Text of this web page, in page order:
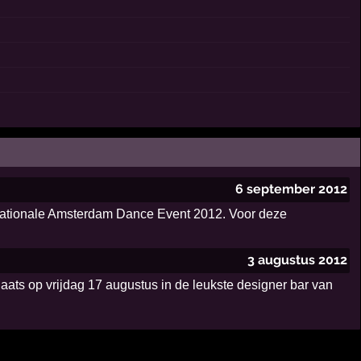
6 september 2012
Amsterdam Dance Event 2012. Voor deze
3 augustus 2012
op vrijdag 17 augustus in de leukste designer bar van